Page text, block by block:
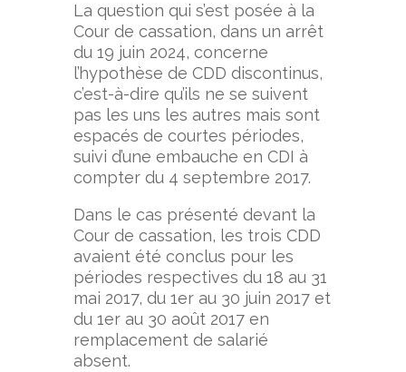
La question qui s’est posée à la
Cour de cassation, dans un arrêt
du 19 juin 2024, concerne
l’hypothèse de CDD discontinus,
c’est-à-dire qu’ils ne se suivent
pas les uns les autres mais sont
espacés de courtes périodes,
suivi d’une embauche en CDI à
compter du 4 septembre 2017.
Dans le cas présenté devant la
Cour de cassation, les trois CDD
avaient été conclus pour les
périodes respectives du 18 au 31
mai 2017, du 1erau 30 juin 2017 et
du 1erau 30 août 2017 en
remplacement de salarié
absent.